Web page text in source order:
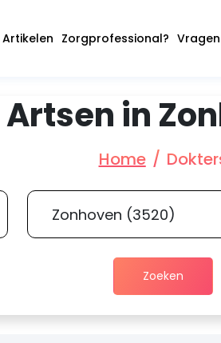
Artikelen Zorgprofessional? Vragen
Artsen in
Home
Zoeken